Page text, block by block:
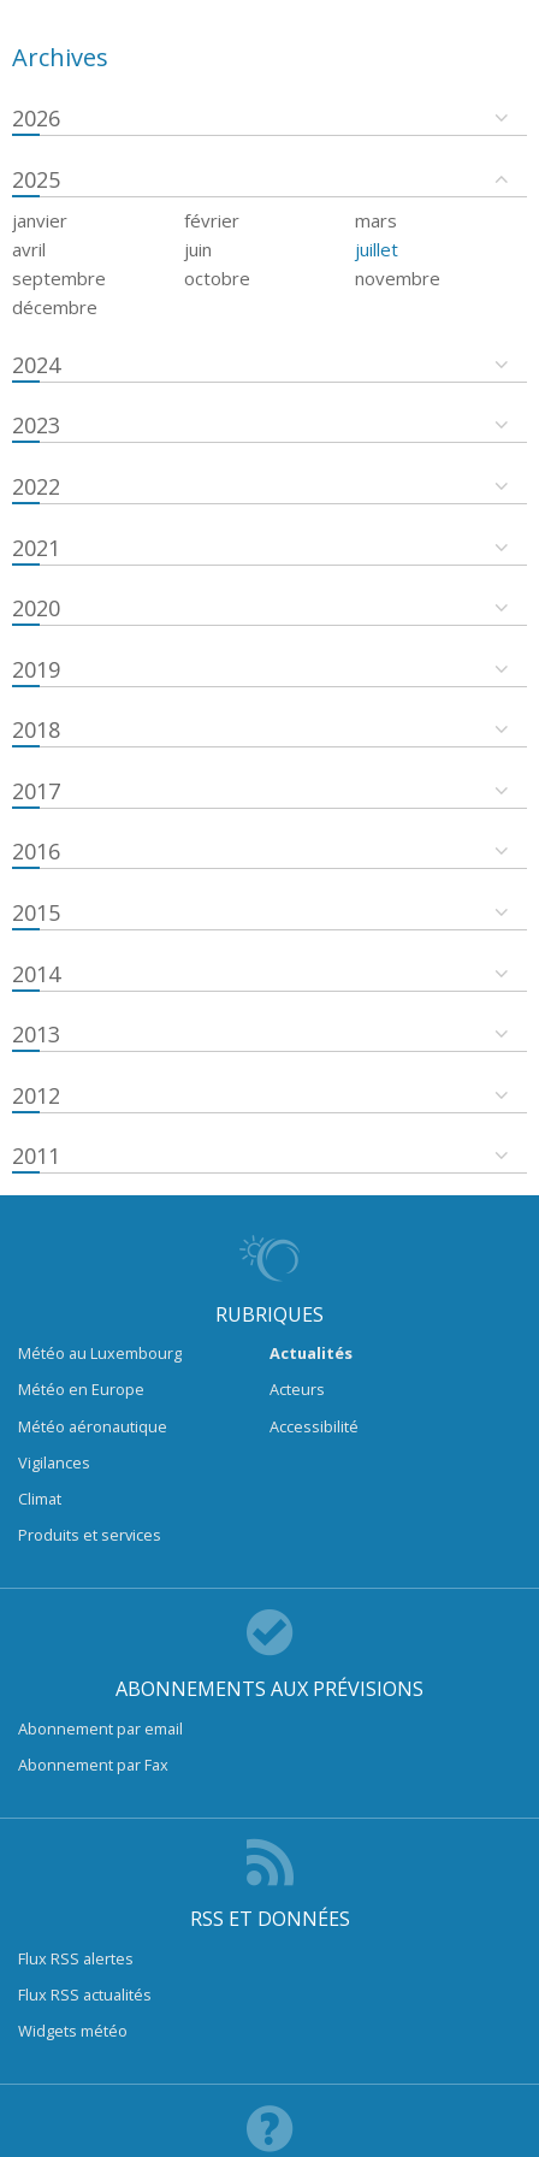
Archives
2026
2025
janvier février
mars
avril
juin
juillet
septembre
octobre
novembre
décembre
2024
2023
2022
2021
2020
2019
2018
2017
2016
2015
2014
2013
2012
2011
RUBRIQUES
Météo au Luxembourg
Météo en Europe
Météo aéronautique
Vigilances
Climat
Produits et services
Actualités
Acteurs
Accessibilité
ABONNEMENTS AUX PRÉVISIONS
Abonnement par email
Abonnement par Fax
RSS ET DONNÉES
Flux RSS alertes
Flux RSS actualités
Widgets météo